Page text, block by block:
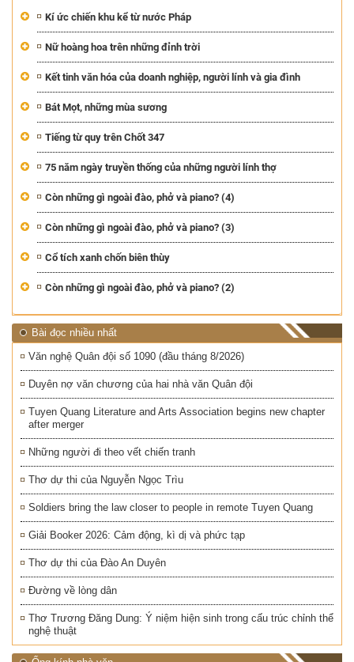
Kí ức chiến khu kể từ nước Pháp
Nữ hoàng hoa trên những đỉnh trời
Kết tinh văn hóa của doanh nghiệp, người lính và gia đình
Bát Mọt, những mùa sương
Tiếng từ quy trên Chốt 347
75 năm ngày truyền thống của những người lính thợ
Còn những gì ngoài đào, phở và piano? (4)
Còn những gì ngoài đào, phở và piano? (3)
Cổ tích xanh chốn biên thùy
Còn những gì ngoài đào, phở và piano? (2)
Bài đọc nhiều nhất
Văn nghệ Quân đội số 1090 (đầu tháng 8/2026)
Duyên nợ văn chương của hai nhà văn Quân đội
Tuyen Quang Literature and Arts Association begins new chapter
after merger
Những người đi theo vết chiến tranh
Thơ dự thi của Nguyễn Ngọc Trìu
Soldiers bring the law closer to people in remote Tuyen Quang
Giải Booker 2026: Cảm động, kì dị và phức tạp
Thơ dự thi của Đào An Duyên
Đường về lòng dân
Thơ Trương Đăng Dung: Ý niệm hiện sinh trong cấu trúc chỉnh thể
nghệ thuật